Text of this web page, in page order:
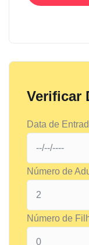
Verificar
Data de
Número de
Número de